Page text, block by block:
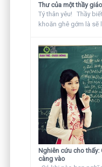
Thư của một thầy
Tý thân yêu! Thầy
khoăn ghê gớm là sẽ
Nghiên cứu cho thấy:
càng vào